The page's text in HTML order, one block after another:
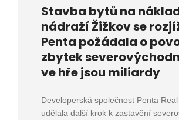
Stavba bytů na
nádraží Žižkov se
Penta požádala o
zbytek
ve hře jsou miliardy
Developerská společnost Penta
udělala další krok k zastavění